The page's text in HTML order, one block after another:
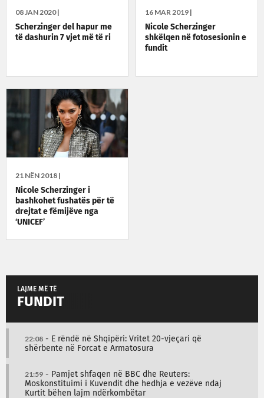
08 JAN 2020 |
Scherzinger del hapur me
të dashurin 7 vjet më të ri
16 MAR 2019 |
Nicole Scherzinger
shkëlqen në fotosesionin e
fundit
21 NËN 2018 |
Nicole Scherzinger i
bashkohet fushatës për të
drejtat e fëmijëve nga
‘UNICEF’
LAJME MË TË
FUNDIT
22:08 - E rëndë në Shqipëri: Vritet 20-vjeçari që
shërbente në Forcat e Armatosura
21:59 - Pamjet shfaqen në BBC dhe Reuters:
Moskonstituimi i Kuvendit dhe hedhja e vezëve ndaj
Kurtit bëhen lajm ndërkombëtar